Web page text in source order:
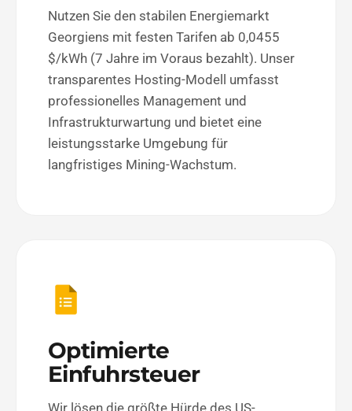
Nutzen Sie den stabilen Energiemarkt
Georgiens mit festen Tarifen ab 0,0455
$/kWh (7 Jahre im Voraus bezahlt). Unser
transparentes Hosting-Modell umfasst
professionelles Management und
Infrastrukturwartung und bietet eine
leistungsstarke Umgebung für
langfristiges Mining-Wachstum.
Optimierte
Einfuhrsteuer
Wir lösen die größte Hürde des US-